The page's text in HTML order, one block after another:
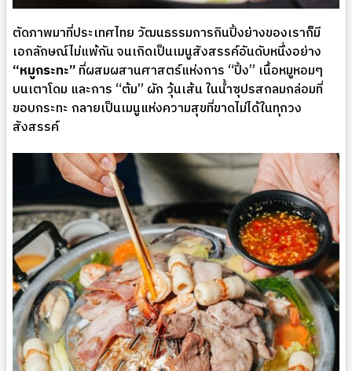
ตัดภาพมาที่ประเทศไทย วัฒนธรรมการกินปิ้งย่างของเราก็มี
เอกลักษณ์ไม่แพ้กัน จนเกิดเป็นเมนูสังสรรค์อันดับหนึ่งอย่าง
“หมูกระทะ”ที่ผสมผสานศาสตร์แห่งการ “ปิ้ง” เนื้อหมูหอมๆ
บนเตาโดม และการ “ต้ม” ผัก วุ้นเส้น ในน้ำซุปรสกลมกล่อมที่
ขอบกระทะ กลายเป็นเมนูแห่งความสุขที่ขาดไม่ได้ในทุกวง
สังสรรค์